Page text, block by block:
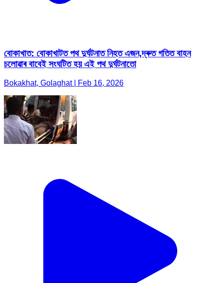
বোকাখাত: বোকাখাটত পথ দুৰ্ঘটনাত নিহত এজন,দ্ৰুত গতিত বাহন
চলোৱাৰ বাবেই সংঘটিত হয় এই পথ দুৰ্ঘটনাতো
Bokakhat, Golaghat | Feb 16, 2026